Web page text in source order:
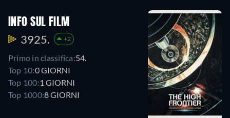
INFO SUL FILM
3925. +2
Primo in classifica:54.
Top 10:0 GIORNI
Top 100:1 GIORNI
Top 1000:8 GIORNI